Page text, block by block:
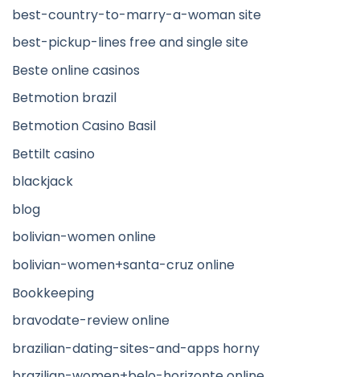
best-country-to-marry-a-woman site
best-pickup-lines free and single site
Beste online casinos
Betmotion brazil
Betmotion Casino Basil
Bettilt casino
blackjack
blog
bolivian-women online
bolivian-women+santa-cruz online
Bookkeeping
bravodate-review online
brazilian-dating-sites-and-apps horny